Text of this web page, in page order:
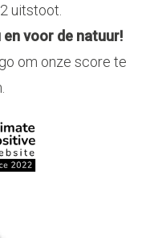
uitstoot.
voor de natuur!
om onze score te